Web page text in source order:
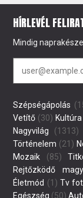
HÍRLEVÉL
Mindig
Szépségápolás
Vetítő (30) Kultúra
Nagyvilág (1313)
Történelem (21)
Mozaik (85)
Rejtőzködő
Életmód (1) Tv
Egészség (50)